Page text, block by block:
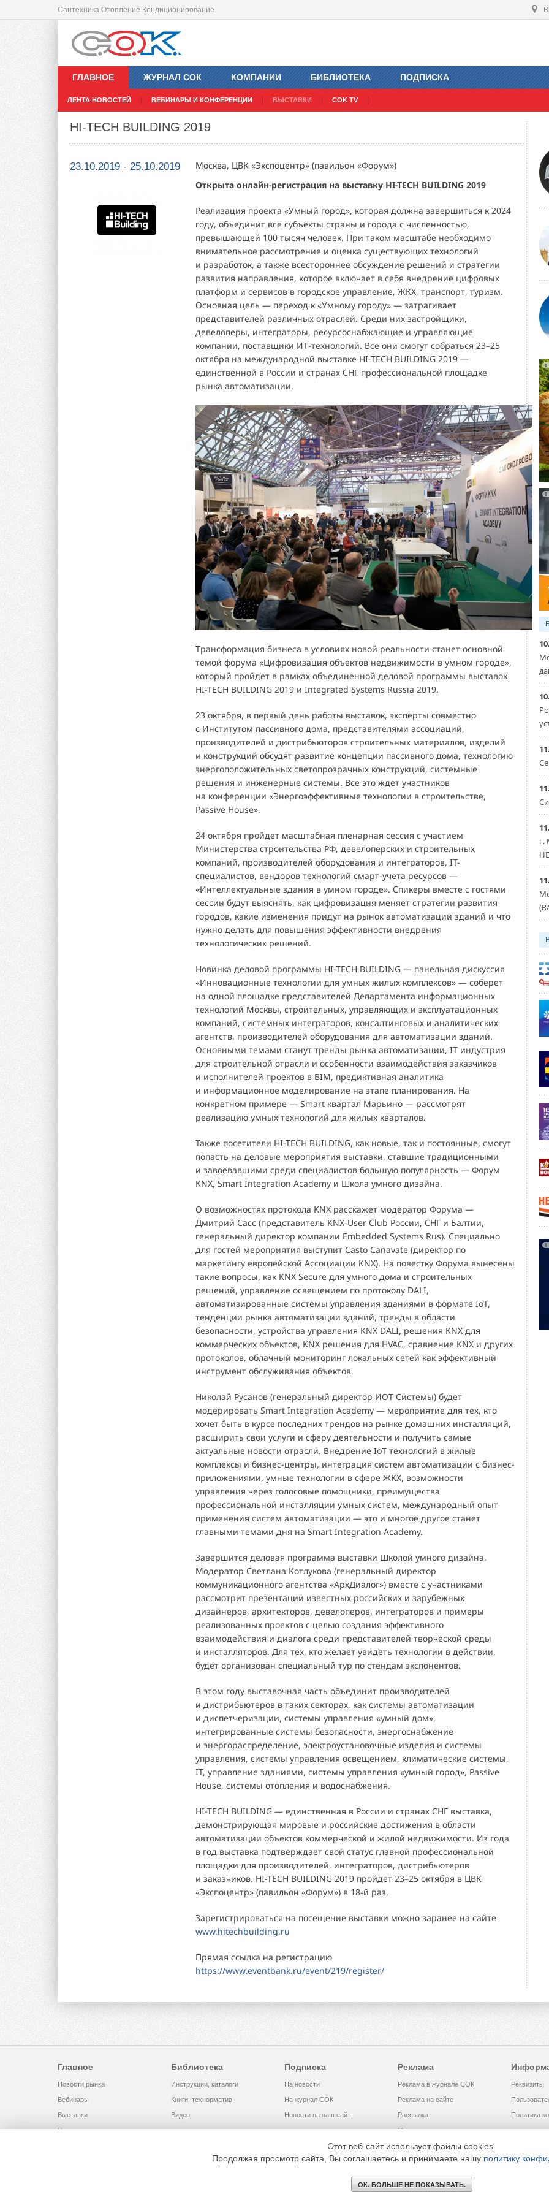
Сантехника Отопление Кондиционирование
ГЛАВНОЕ
ЛЕНТА НОВОСТЕЙ ВЕБИНАРЫ И КОНФЕРЕНЦИИ ВЫСТАВКИ COK TV
ЖУРНАЛ СОК КОМПАНИИ БИБЛИОТЕКА ПОДПИСКА
HI-TECH BUILDING 2019
23.10.2019 - 25.10.2019
Москва, ЦВК «Экспоцентр» (павильон «Форум»)
Открыта онлайн-регистрация на выставку HI-TECH BUILDING 2019
Реализация проекта «Умный город», которая должна завершиться к 2024
году, объединит все субъекты страны и города с численностью,
превышающей 100 тысяч человек. При таком масштабе необходимо
внимательное рассмотрение и оценка существующих технологий
и разработок, а также всестороннее обсуждение решений и стратегии
развития направления, которое включает в себя внедрение цифровых
платформ и сервисов в городское управление, ЖКХ, транспорт, туризм.
Основная цель — переход к «Умному городу» — затрагивает
представителей различных отраслей. Среди них застройщики,
девелоперы, интеграторы, ресурсоснабжающие и управляющие
компании, поставщики ИТ-технологий. Все они смогут собраться 23–25
октября на международной выставке HI-TECH BUILDING 2019 —
единственной в России и странах СНГ профессиональной площадке
рынка автоматизации.
Трансформация бизнеса в условиях новой реальности станет основной
темой форума «Цифровизация объектов недвижимости в умном городе»,
который пройдет в рамках объединенной деловой программы выставок
HI-TECH BUILDING 2019 и Integrated Systems Russia 2019.
23 октября, в первый день работы выставок, эксперты совместно
с Институтом пассивного дома, представителями ассоциаций,
производителей и дистрибьюторов строительных материалов, изделий
и конструкций обсудят развитие концепции пассивного дома, технологию
энергоположительных светопрозрачных конструкций, системные
решения и инженерные системы. Все это ждет участников
на конференции «Энергоэффективные технологии в строительстве,
Passive House».
24 октября пройдет масштабная пленарная сессия с участием
Министерства строительства РФ, девелоперских и строительных
компаний, производителей оборудования и интеграторов, IT-
специалистов, вендоров технологий смарт-учета ресурсов —
«Интеллектуальные здания в умном городе». Спикеры вместе с гостями
сессии будут выяснять, как цифровизация меняет стратегии развития
городов, какие изменения придут на рынок автоматизации зданий и что
нужно делать для повышения эффективности внедрения
технологических решений.
Новинка деловой программы HI-TECH BUILDING — панельная дискуссия
«Инновационные технологии для умных жилых комплексов» — соберет
на одной площадке представителей Департамента информационных
технологий Москвы, строительных, управляющих и эксплуатационных
компаний, системных интеграторов, консалтинговых и аналитических
агентств, производителей оборудования для автоматизации зданий.
Основными темами станут тренды рынка автоматизации, IT индустрия
для строительной отрасли и особенности взаимодействия заказчиков
и исполнителей проектов в BIM, предиктивная аналитика
и информационное моделирование на этапе планирования. На
конкретном примере — Smart квартал Марьино — рассмотрят
реализацию умных технологий для жилых кварталов.
Также посетители HI-TECH BUILDING, как новые, так и постоянные, смогут
попасть на деловые мероприятия выставки, ставшие традиционными
и завоевавшими среди специалистов большую популярность — Форум
KNX, Smart Integration Academy и Школа умного дизайна.
О возможностях протокола KNX расскажет модератор Форума —
Дмитрий Сасс (представитель KNX-User Club России, СНГ и Балтии,
генеральный директор компании Embedded Systems Rus). Специально
для гостей мероприятия выступит Casto Canavate (директор по
маркетингу европейской Ассоциации KNX). На повестку Форума вынесены
такие вопросы, как KNX Secure для умного дома и строительных
решений, управление освещением по протоколу DALI,
автоматизированные системы управления зданиями в формате IoT,
тенденции рынка автоматизации зданий, тренды в области
безопасности, устройства управления KNX DALI, решения KNX для
коммерческих объектов, KNX решения для HVAC, сравнение KNX и других
протоколов, облачный мониторинг локальных сетей как эффективный
инструмент обслуживания объектов.
Николай Русанов (генеральный директор ИОТ Системы) будет
модерировать Smart Integration Academy — мероприятие для тех, кто
хочет быть в курсе последних трендов на рынке домашних инсталляций,
расширить свои услуги и сферу деятельности и получить самые
актуальные новости отрасли. Внедрение IoT технологий в жилые
комплексы и бизнес-центры, интеграция систем автоматизации с бизнес-
приложениями, умные технологии в сфере ЖКХ, возможности
управления через голосовые помощники, преимущества
профессиональной инсталляции умных систем, международный опыт
применения систем автоматизации — это и многое другое станет
главными темами дня на Smart Integration Academy.
Завершится деловая программа выставки Школой умного дизайна.
Модератор Светлана Котлукова (генеральный директор
коммуникационного агентства «АрхДиалог») вместе с участниками
рассмотрит презентации известных российских и зарубежных
дизайнеров, архитекторов, девелоперов, интеграторов и примеры
реализованных проектов с целью создания эффективного
взаимодействия и диалога среди представителей творческой среды
и инсталляторов. Для тех, кто желает увидеть технологии в действии,
будет организован специальный тур по стендам экспонентов.
В этом году выставочная часть объединит производителей
и дистрибьютеров в таких секторах, как системы автоматизации
и диспетчеризации, системы управления «умный дом»,
интегрированные системы безопасности, энергоснабжение
и энергораспределение, электроустановочные изделия и системы
управления, системы управления освещением, климатические системы,
IT, управление зданиями, системы управления «умный город», Passive
House, системы отопления и водоснабжения.
HI-TECH BUILDING — единственная в России и странах СНГ выставка,
демонстрирующая мировые и российские достижения в области
автоматизации объектов коммерческой и жилой недвижимости. Из года
в год выставка подтверждает свой статус главной профессиональной
площадки для производителей, интеграторов, дистрибьютеров
и заказчиков. HI-TECH BUILDING 2019 пройдет 23–25 октября в ЦВК
«Экспоцентр» (павильон «Форум») в 18-й раз.
Зарегистрироваться на посещение выставки можно заранее на сайте
www.hitechbuilding.ru
Прямая ссылка на регистрацию
https://www.eventbank.ru/event/219/register/
г.
Главное
Новости рынка
Вебинары
Выставки
Помощь
Библиотека
Инструкции, каталоги
Книги, технорматив
Видео
Подписка
На новости
На журнал СОК
Новости на ваш сайт
Реклама
Реклама в журнале СОК
Реклама на сайте
Рассылка
Медиакит
Реквизиты
Политика
© 2002 - 2026 OOO Издательский дом «МЕДИА ТЕХНОЛОДЖИ» +7 (495) 665-00-00
Этот веб-сайт использует файлы cookies.
Продолжая просмотр сайта, Вы соглашаетесь и принимаете нашу политику
ОК. БОЛЬШЕ НЕ ПОКАЗЫВАТЬ.